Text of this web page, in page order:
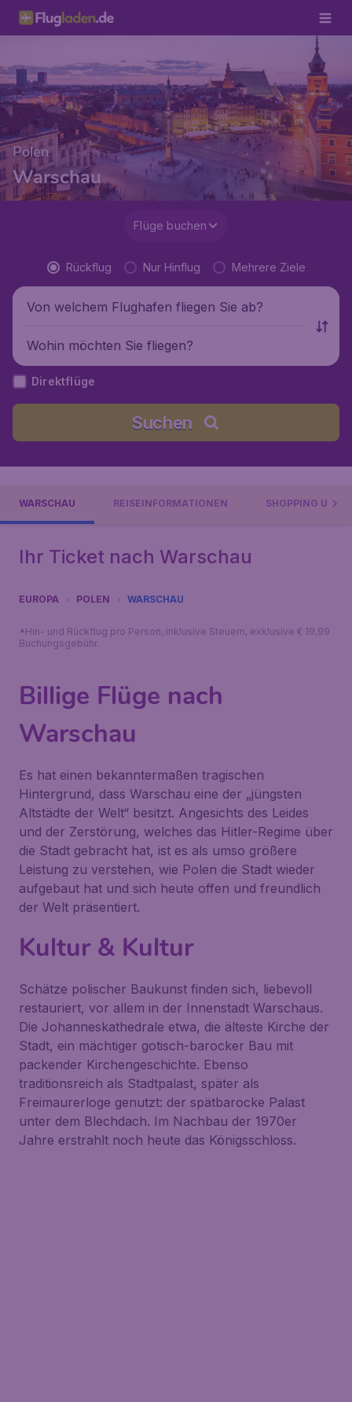
Polen
Warschau
Flüge buchen
Rückflug Nur Hinflug Mehrere Ziele
Von welchem Flughafen fliegen Sie ab?
Wohin möchten Sie fliegen?
Direktflüge
Suchen
WARSCHAU REISEINFORMATIONEN SHOPPING UND
Ihr Ticket nach Warschau
EUROPA POLEN WARSCHAU
*Hin- und Rückflug pro Person, inklusive Steuern, exklusive € 19,99
Buchungsgebühr.
Billige Flüge nach
Warschau
Es hat einen bekanntermaßen tragischen
Hintergrund, dass Warschau eine der „jüngsten
Altstädte der Welt“ besitzt. Angesichts des Leides
und der Zerstörung, welches das Hitler-Regime über
die Stadt gebracht hat, ist es als umso größere
Leistung zu verstehen, wie Polen die Stadt wieder
aufgebaut hat und sich heute offen und freundlich
der Welt präsentiert.
Kultur & Kultur
Schätze polischer Baukunst finden sich, liebevoll
restauriert, vor allem in der Innenstadt Warschaus.
Die Johanneskathedrale etwa, die älteste Kirche der
Stadt, ein mächtiger gotisch-barocker Bau mit
packender Kirchengeschichte. Ebenso
traditionsreich als Stadtpalast, später als
Freimaurerloge genutzt: der spätbarocke Palast
unter dem Blechdach. Im Nachbau der 1970er
Jahre erstrahlt noch heute das Königsschloss.